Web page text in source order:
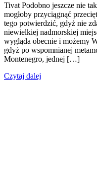
Tivat Podobno jeszcze nie
mogłoby przyciągnąć
tego potwierdzić, gdyż nie
niewielkiej nadmorskiej
wygląda obecnie i możemy
gdyż po wspomnianej
Montenegro, jednej […]
Czytaj dalej